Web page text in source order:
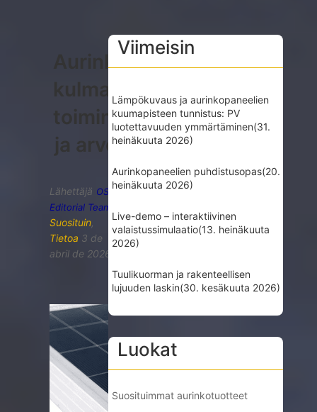
Aurinkopaneelin
kulmasuojan
toiminnot
ja arvo
Lähettäjä OSD
Editorial Team
Suosituin
Tietoa 3 de
abril de 2026
Viimeisin
Lämpökuvaus ja aurinkopaneelien
kuumapisteen tunnistus: PV
luotettavuuden ymmärtäminen(31.
heinäkuuta 2026)
Aurinkopaneelien puhdistusopas(20.
heinäkuuta 2026)
Live-demo – interaktiivinen
valaistussimulaatio(13. heinäkuuta
2026)
Tuulikuorman ja rakenteellisen
lujuuden laskin(30. kesäkuuta 2026)
Luokat
Suosituimmat aurinkotuotteet